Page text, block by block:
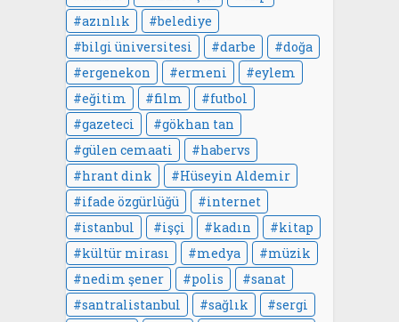
azınlık
belediye
bilgi üniversitesi
darbe
doğa
ergenekon
ermeni
eylem
eğitim
film
futbol
gazeteci
gökhan tan
gülen cemaati
habervs
hrant dink
Hüseyin Aldemir
ifade özgürlüğü
internet
istanbul
işçi kadın
kitap
kültür mirası
medya
müzik
nedim şener
polis
sanat
santralistanbul
sağlık
sergi